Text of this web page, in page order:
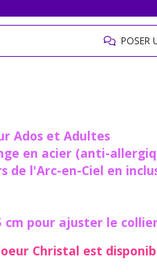
POSER
Ados et Adultes
en acier (anti-
de l'Arc-en-Ciel en
pour ajuster le
Christal est